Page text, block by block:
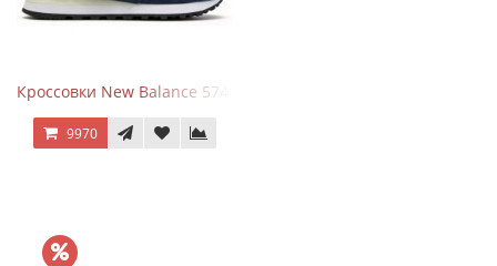
Кроссовки New Balance 574 Classic Blue Grey
9970